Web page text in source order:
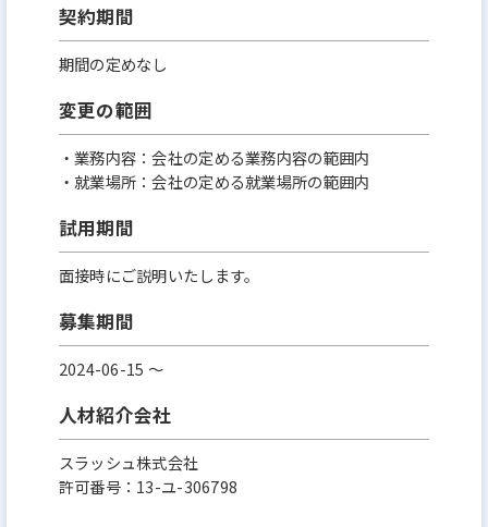
契約期間
期間の定めなし
変更の範囲
・業務内容：会社の定める業務内容の範囲内
・就業場所：会社の定める就業場所の範囲内
試用期間
面接時にご説明いたします。
募集期間
2024-06-15 〜
人材紹介会社
スラッシュ株式会社
許可番号：13-ユ-306798